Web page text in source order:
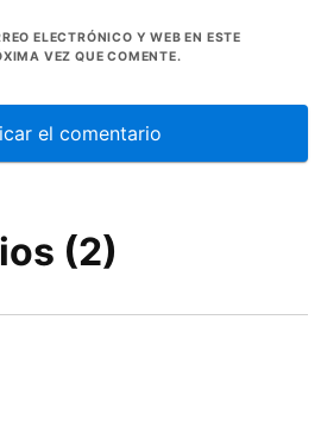
ELECTRÓNICO Y WEB EN ESTE
VEZ QUE COMENTE.
(2)